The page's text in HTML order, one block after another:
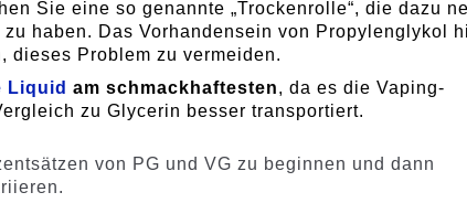
Sie eine so genannte „Trockenrolle“, die dazu
haben. Das Vorhandensein von Propylenglykol
dieses Problem zu vermeiden.
Liquid am schmackhaftesten, da es die Vaping-
zu Glycerin besser transportiert.
von PG und VG zu beginnen und dann